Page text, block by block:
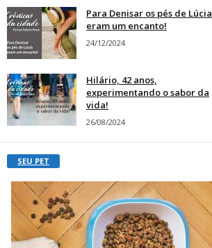
Para Denisar os pés de Lúcia
eram um encanto!
24/12/2024
Hilário, 42 anos,
experimentando o sabor da
vida!
26/08/2024
SEU PET